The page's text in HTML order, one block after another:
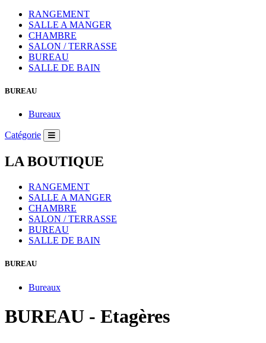
RANGEMENT
SALLE A MANGER
CHAMBRE
SALON / TERRASSE
BUREAU
SALLE DE BAIN
BUREAU
Bureaux
Catégorie
LA BOUTIQUE
RANGEMENT
SALLE A MANGER
CHAMBRE
SALON / TERRASSE
BUREAU
SALLE DE BAIN
BUREAU
Bureaux
BUREAU - Etagères